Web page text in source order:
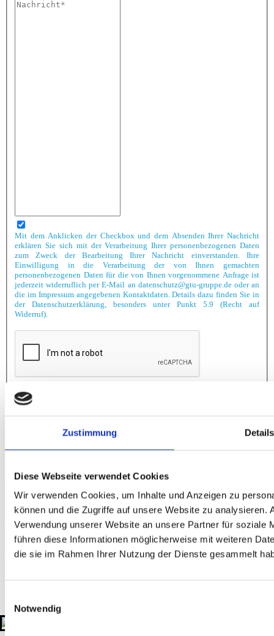
Zustimmung Details
Diese Webseite verwendet Cookies
Wir verwenden Cookies, um Inhalte und Anzeigen zu
können und die Zugriffe auf unsere Website zu analysieren.
Verwendung unserer Website an unsere Partner für soziale
führen diese Informationen möglicherweise mit weiteren
die sie im Rahmen Ihrer Nutzung der Dienste gesammelt
Notwendig
Mit dem Anklicken der Checkbox und dem Absenden Ihrer Nachricht
erklären Sie sich mit der Verarbeitung Ihrer personenbezogenen Daten
zum Zweck der Bearbeitung Ihrer Nachricht einverstanden. Ihre
Einwilligung in die Verarbeitung der von Ihnen gemachten
personenbezogenen Daten für die von Ihnen vorgenommene Anfrage ist
jederzeit widerruflich per E-Mail an datenschutz@gtu-gruppe.de oder an
die im Impressum angegebenen Kontaktdaten. Details dazu finden Sie in
der Datenschutzerklärung, besonders unter Punkt 5.9 (Recht auf
Widerruf).
Absenden
AugsburgBerlinBielefeldBraunschweigBremen
OberpfalzNidderauNürnbergOsnabrückPaderborn
Akkreditierung
Mitgliedschaften
Rechtliches
Impressum Datenschutzerklärung Hinweisgeber-Plattform
kontakt@gtu-gruppe.de